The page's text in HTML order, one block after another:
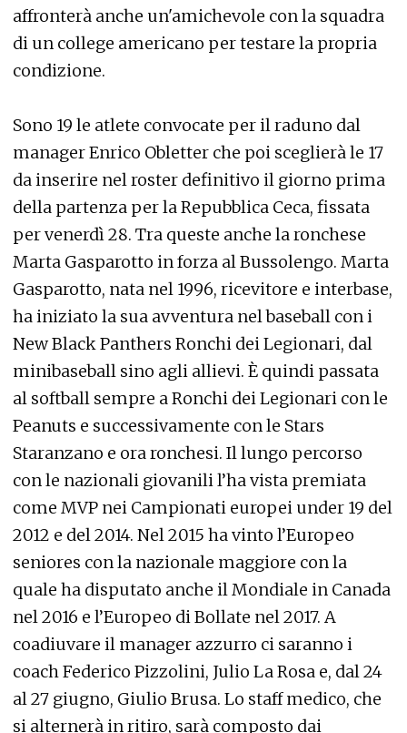
affronterà anche un'amichevole con la squadra
di un college americano per testare la propria
condizione.
Sono 19 le atlete convocate per il raduno dal
manager Enrico Obletter che poi sceglierà le 17
da inserire nel roster definitivo il giorno prima
della partenza per la Repubblica Ceca, fissata
per venerdì 28. Tra queste anche la ronchese
Marta Gasparotto in forza al Bussolengo. Marta
Gasparotto, nata nel 1996, ricevitore e interbase,
ha iniziato la sua avventura nel baseball con i
New Black Panthers Ronchi dei Legionari, dal
minibaseball sino agli allievi. È quindi passata
al softball sempre a Ronchi dei Legionari con le
Peanuts e successivamente con le Stars
Staranzano e ora ronchesi. Il lungo percorso
con le nazionali giovanili l’ha vista premiata
come MVP nei Campionati europei under 19 del
2012 e del 2014. Nel 2015 ha vinto l’Europeo
seniores con la nazionale maggiore con la
quale ha disputato anche il Mondiale in Canada
nel 2016 e l’Europeo di Bollate nel 2017. A
coadiuvare il manager azzurro ci saranno i
coach Federico Pizzolini, Julio La Rosa e, dal 24
al 27 giugno, Giulio Brusa. Lo staff medico, che
si alternerà in ritiro, sarà composto dai